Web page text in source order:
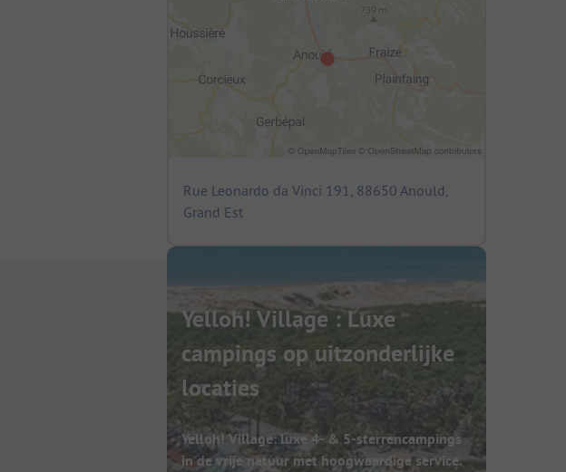
Rue Leonardo da Vinci 191, 88650 Anould,
Grand Est
Yelloh! Village : Luxe
campings op uitzonderlijke
locaties
Yelloh! Village: luxe 4- & 5-sterrencampings
in de vrije natuur met hoogwaardige service.